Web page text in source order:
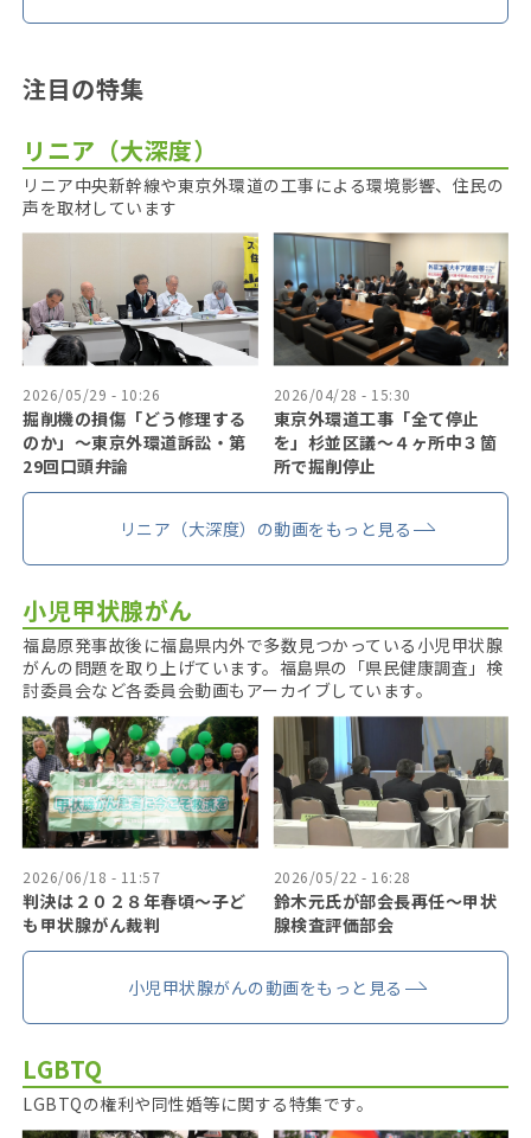
注目の特集
リニア（大深度）
リニア中央新幹線や東京外環道の工事による環境影響、住民の
声を取材しています
2026/05/29 - 10:26
掘削機の損傷「どう修理する
のか」〜東京外環道訴訟・第
29回口頭弁論
2026/04/28 - 15:30
東京外環道工事「全て停止
を」杉並区議〜４ヶ所中３箇
所で掘削停止
リニア（大深度）の動画をもっと見る
小児甲状腺がん
福島原発事故後に福島県内外で多数見つかっている小児甲状腺
がんの問題を取り上げています。福島県の「県民健康調査」検
討委員会など各委員会動画もアーカイブしています。
2026/06/18 - 11:57
判決は２０２８年春頃〜子ど
も甲状腺がん裁判
2026/05/22 - 16:28
鈴木元氏が部会長再任〜甲状
腺検査評価部会
小児甲状腺がんの動画をもっと見る
LGBTQ
LGBTQの権利や同性婚等に関する特集です。